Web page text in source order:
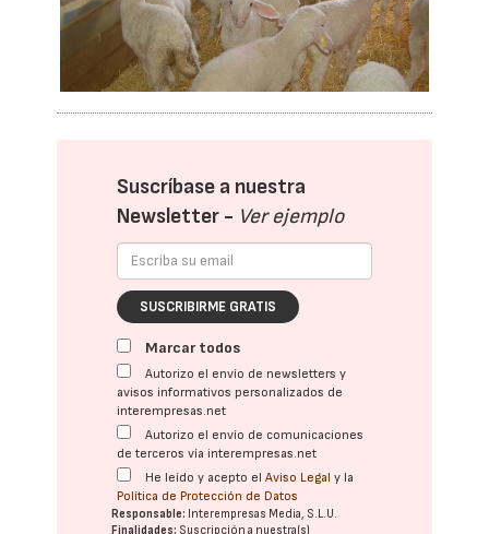
Suscríbase a nuestra
Newsletter - Ver ejemplo
SUSCRIBIRME GRATIS
Marcar todos
Autorizo el envío de newsletters y
avisos informativos personalizados de
interempresas.net
Autorizo el envío de comunicaciones
de terceros vía interempresas.net
He leído y acepto elAviso Legal y la
Política de Protección de Datos
Responsable: Interempresas Media, S.L.U.
Finalidades: Suscripción a nuestra(s)